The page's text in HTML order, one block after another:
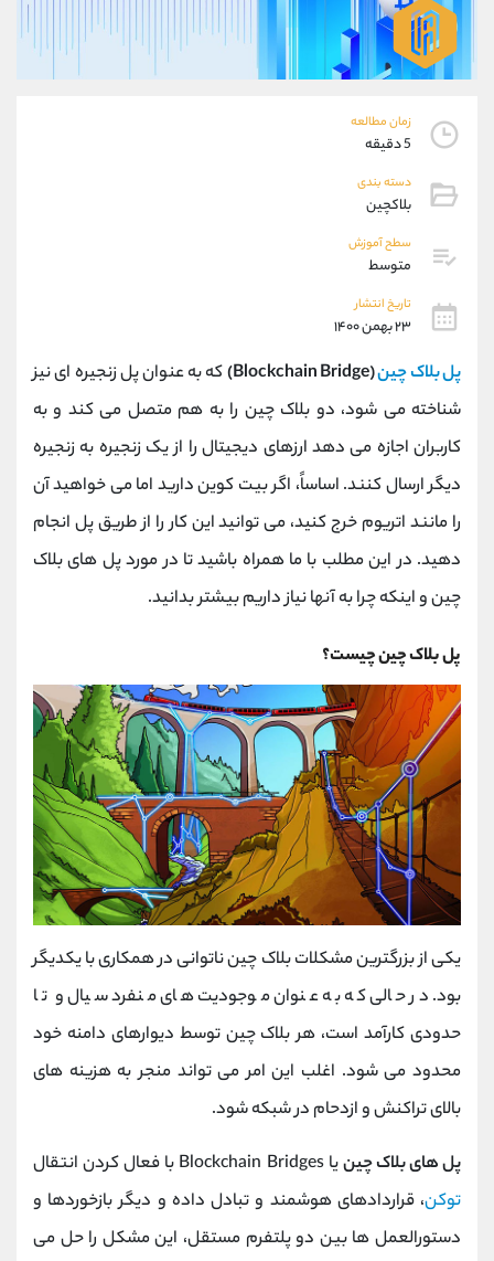
زمان مطالعه
5 دقیقه
دسته بندی
بلاکچین
سطح آموزش
متوسط
تاریخ انتشار
۲۳ بهمن ۱۴۰۰
پل بلاک چین(Blockchain Bridge)
که به عنوان پل زنجیره ای نیز
شناخته می شود، دو بلاک چین را به هم متصل می کند و به
کاربران اجازه می دهد ارزهای دیجیتال را از یک زنجیره به زنجیره
دیگر ارسال کنند. اساساً، اگر بیت کوین دارید اما می خواهید آن
را مانند اتریوم خرج کنید، می توانید این کار را از طریق پل انجام
دهید. در این مطلب با ما همراه باشید تا در مورد پل های بلاک
چین و اینکه چرا به آنها نیاز داریم بیشتر بدانید.
پل بلاک چین چیست؟
یکی از بزرگترین مشکلات بلاک چین ناتوانی در همکاری با یکدیگر
بود. در حالی که به‌ عنوان موجودیت‌ های منفرد سیال و تا
حدودی کارآمد است، هر بلاک چین توسط دیوارهای دامنه خود
محدود می ‌شود. اغلب این امر می تواند منجر به هزینه های
بالای تراکنش و ازدحام در شبکه شود.
پل های بلاک چینیا Blockchain Bridges با فعال کردن انتقال
توکن، قراردادهای هوشمند و تبادل داده و دیگر بازخوردها و
دستورالعمل ها بین دو پلتفرم مستقل، این مشکل را حل می
09194198792
واتساپ شروع گفتگو
تلگرام @Armteam_admin_33
پشتیبان فروش
موبایل
واتساپ
داخلی
اطلاعات تماس (دفتر فروش)
تلفن 021-22021030
بدون پیش شماره 90001030
اینستاگرام @alireza.mehrabii
کانال تلگرام @alirezamehrabi_com